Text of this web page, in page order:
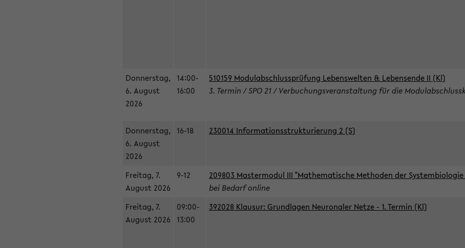
Donnerstag,
6. August
2026
14:00-
16:00
510159 Modulabschlussprüfung Lebenswelten & Lebensende II (Kl)
3. Termin / SPO 21 / Verbuchungsveranstaltung für die
Donnerstag,
6. August
2026
16-18 230014 Informationsstrukturierung 2 (S)
Freitag, 7.
August 2026
9-12
209803 Mastermodul III "Mathematische Methoden der Systembiologie
bei Bedarf online
Freitag, 7.
August 2026
09:00-
13:00
392028 Klausur: Grundlagen Neuronaler Netze - 1. Termin (Kl)